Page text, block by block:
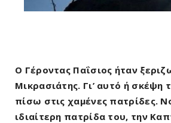
Ο Γέροντας Παΐσιος ήταν
Μικρασιάτης. Γι’ αυτό ή σκέψη
πίσω στις χαμένες πατρίδες.
ιδιαίτερη πατρίδα του, την